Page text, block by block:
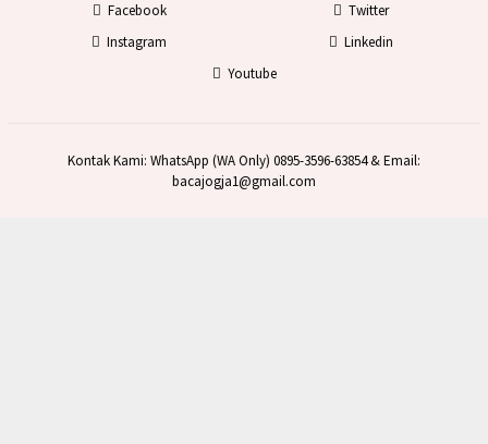
Facebook
Twitter
Instagram
Linkedin
Youtube
Kontak Kami: WhatsApp (WA Only) 0895-3596-63854 & Email:
bacajogja1@gmail.com